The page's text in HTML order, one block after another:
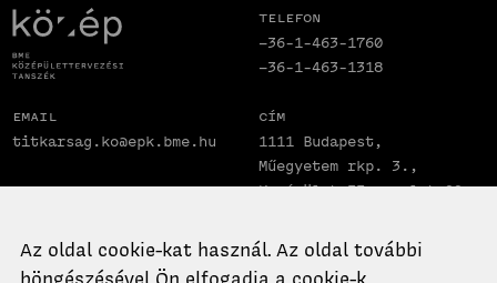
Telefon
+36-1-463-1760
+36-1-463-1318
Email
titkarsag.ko@epk.bme.hu
Cím
1111 Budapest,
Műegyetem rkp. 3.,
K. épület II. emelet 99.
Az oldal cookie-kat használ. Az oldal további